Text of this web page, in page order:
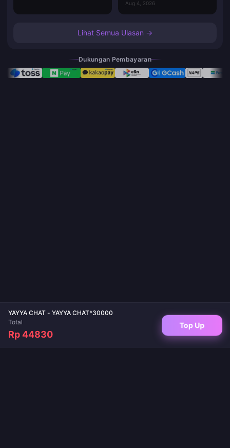
YAYYA CHAT - YAYYA CHAT*30000
Total
Rp 44830
Top Up
Aug 4, 2026
Lihat Semua Ulasan →
Dukungan Pembayaran